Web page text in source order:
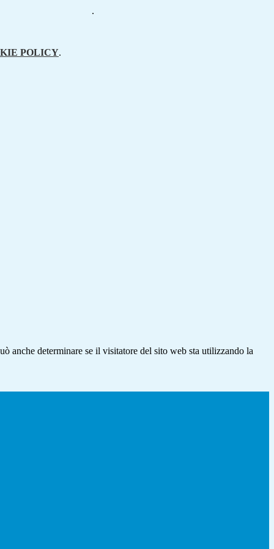
.
POLICY.
anche determinare se il visitatore del sito web sta utilizzando la